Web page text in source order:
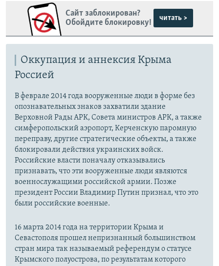
Крым.Реалии
зеркального сайта:
https://smarturl.click/zYdJA
Telegram Instagram
Viber
установить VPN
Сайт заблокирован?
Обойдите блокировку!
читать >
Оккупация и аннексия Крыма
Россией
В феврале 2014 года вооруженные люди в форме без
опознавательных знаков захватили здание
Верховной Рады АРК, Совета министров АРК, а также
симферопольский аэропорт, Керченскую паромную
переправу, другие стратегические объекты, а также
блокировали действия украинских войск.
Российские власти поначалу отказывались
признавать, что эти вооруженные люди являются
военнослужащими российской армии. Позже
президент России Владимир Путин признал, что это
были российские военные.
16 марта 2014 года на территории Крыма и
Севастополя прошел непризнанный большинством
стран мира так называемый референдум о статусе
Крымского полуострова, по результатам которого